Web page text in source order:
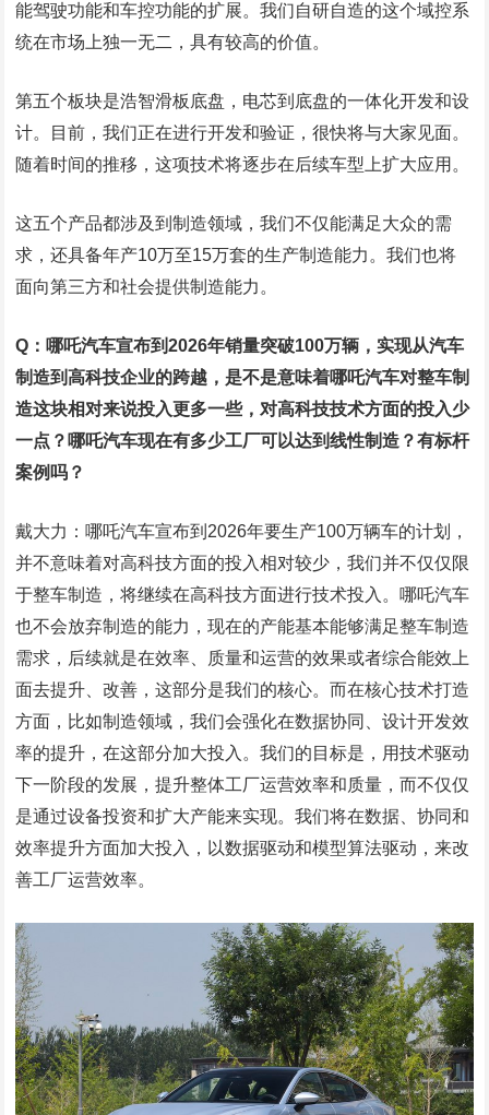
能驾驶功能和车控功能的扩展。我们自研自造的这个域控系
统在市场上独一无二，具有较高的价值。
第五个板块是浩智滑板底盘，电芯到底盘的一体化开发和设
计。目前，我们正在进行开发和验证，很快将与大家见面。
随着时间的推移，这项技术将逐步在后续车型上扩大应用。
这五个产品都涉及到制造领域，我们不仅能满足大众的需
求，还具备年产10万至15万套的生产制造能力。我们也将
面向第三方和社会提供制造能力。
Q：哪吒汽车宣布到2026年销量突破100万辆，实现从汽车
制造到高科技企业的跨越，是不是意味着哪吒汽车对整车制
造这块相对来说投入更多一些，对高科技技术方面的投入少
一点？哪吒汽车现在有多少工厂可以达到线性制造？有标杆
案例吗？
戴大力：哪吒汽车宣布到2026年要生产100万辆车的计划，
并不意味着对高科技方面的投入相对较少，我们并不仅仅限
于整车制造，将继续在高科技方面进行技术投入。哪吒汽车
也不会放弃制造的能力，现在的产能基本能够满足整车制造
需求，后续就是在效率、质量和运营的效果或者综合能效上
面去提升、改善，这部分是我们的核心。而在核心技术打造
方面，比如制造领域，我们会强化在数据协同、设计开发效
率的提升，在这部分加大投入。我们的目标是，用技术驱动
下一阶段的发展，提升整体工厂运营效率和质量，而不仅仅
是通过设备投资和扩大产能来实现。我们将在数据、协同和
效率提升方面加大投入，以数据驱动和模型算法驱动，来改
善工厂运营效率。